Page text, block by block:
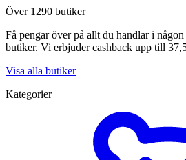
Över 1290 butiker
Få pengar över på allt du handlar i
butiker. Vi erbjuder cashback upp till
Visa alla butiker
Kategorier